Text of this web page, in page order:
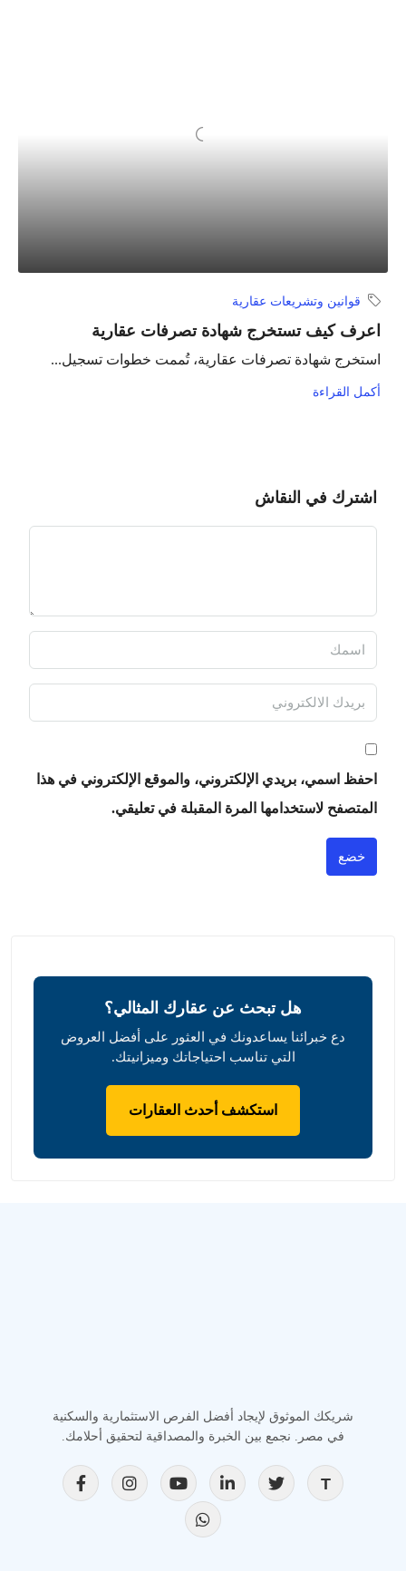
قوانين وتشريعات عقارية
اعرف كيف تستخرج شهادة تصرفات عقارية
استخرج شهادة تصرفات عقارية، تُممت خطوات تسجيل...
أكمل القراءة
اشترك في النقاش
احفظ اسمي، بريدي الإلكتروني، والموقع الإلكتروني في هذا
المتصفح لاستخدامها المرة المقبلة في تعليقي.
خضع
هل تبحث عن عقارك المثالي؟
دع خبرائنا يساعدونك في العثور على أفضل العروض
التي تناسب احتياجاتك وميزانيتك.
استكشف أحدث العقارات
شريكك الموثوق لإيجاد أفضل الفرص الاستثمارية والسكنية
في مصر. نجمع بين الخبرة والمصداقية لتحقيق أحلامك.